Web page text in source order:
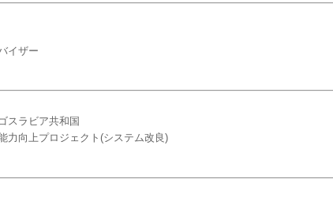
イザー
スラビア共和国
向上プロジェクト(システム改良)